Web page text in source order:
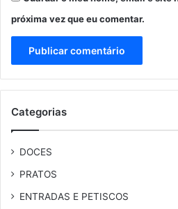
próxima vez que eu comentar.
Categorias
DOCES
PRATOS
ENTRADAS E PETISCOS